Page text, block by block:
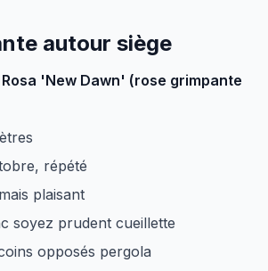
autour siège
'New Dawn' (rose grimpante
répété
plaisant
soyez prudent cueillette
opposés pergola